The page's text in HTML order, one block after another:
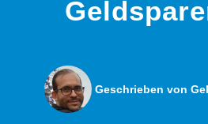
Geschrieben von